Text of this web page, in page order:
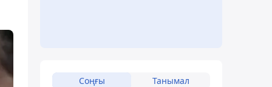
Соңғы Танымал